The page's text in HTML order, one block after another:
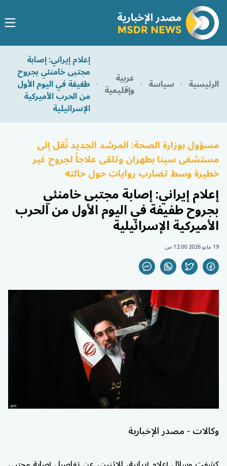
الرئيسية سياسة عربية
وإقليمية
إعلام إيراني: إصابة
مجتبى خامنئي بجروح
طفيفة في اليوم الأول
من الحرب الأميركية
الإسرائيلية
مسؤول بوزارة الصحة: المرشد الجديد نُقل إلى
مستشفى سينا بطهران وتلقى علاجاً لجروح غير
خطيرة وسط تضارب روايات حول حالته
إعلام إيراني: إصابة مجتبى خامنئي
بجروح طفيفة في اليوم الأول من الحرب
الأميركية الإسرائيلية
19 مايو 2026 12:00 ص
وكالات - مصدر الإخبارية